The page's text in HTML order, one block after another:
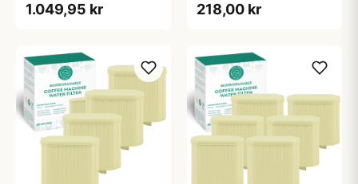
AquaClean - Pure Wave
1.049,95 kr
AquaClean - Pure Wave
218,00 kr